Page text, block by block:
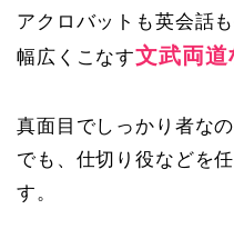
アクロバットも英会話
幅広くこなす文武両道
真面目でしっかり者な
でも、仕切り役などを
す。